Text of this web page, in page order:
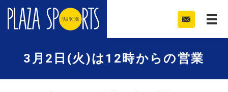
3月2日(火)は12時からの営業